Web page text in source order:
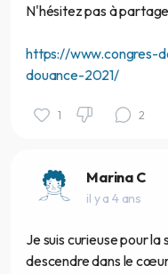
N'hésitez pas à
https://www.congres-
douance-2021/
1 2
Marina C
il y a 4 ans
Je suis curieuse pour
descendre dans le